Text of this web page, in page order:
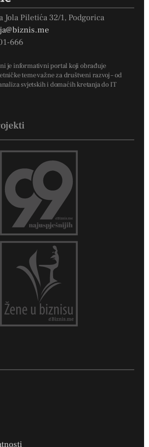
Jola Piletića 32/1, Podgorica
666
je informativni portal koji obrađuje
teme važne za društveni razvoj – od
svjetskih i domaćih kretanja do IT